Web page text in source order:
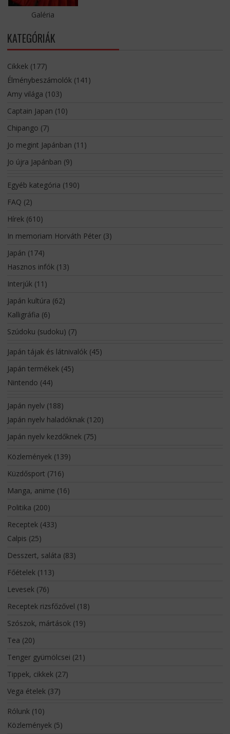
Galéria
KATEGÓRIÁK
Cikkek(177)
Élménybeszámolók(141)
Amy világa (103)
Captain Japan (10)
Chipango (7)
Jo megint Japánban (11)
Jo újra Japánban (9)
Egyéb kategória (190)
FAQ (2)
Hírek(610)
In memoriam Horváth Péter(3)
Japán (174)
Hasznos infók(13)
Interjúk(11)
Japán kultúra (62)
Kalligráfia (6)
Szúdoku (sudoku) (7)
Japán tájak és látnivalók(45)
Japán termékek(45)
Nintendo (44)
Japán nyelv(188)
Japán nyelv haladóknak(120)
Japán nyelv kezdőknek(75)
Közlemények(139)
Küzdősport (716)
Manga, anime (16)
Politika (200)
Receptek(433)
Calpis (25)
Desszert, saláta (83)
Főételek(113)
Levesek(76)
Receptek rizsfőzővel (18)
Szószok, mártások(19)
Tea (20)
Tenger gyümölcsei (21)
Tippek, cikkek(27)
Vega ételek(37)
Rólunk(10)
Közlemények(5)